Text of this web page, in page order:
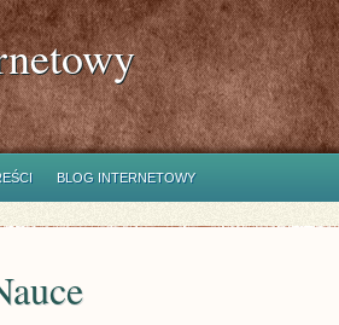
BLOG INTERNETOWY